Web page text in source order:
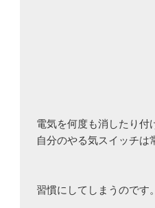
電気を何度も消したり付
自分のやる気スイッチは
習慣にしてしまうのです。